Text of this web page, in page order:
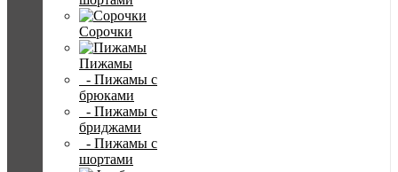
Сорочки
Пижамы
- Пижамы с
брюками
- Пижамы с
бриджами
- Пижамы с
шортами